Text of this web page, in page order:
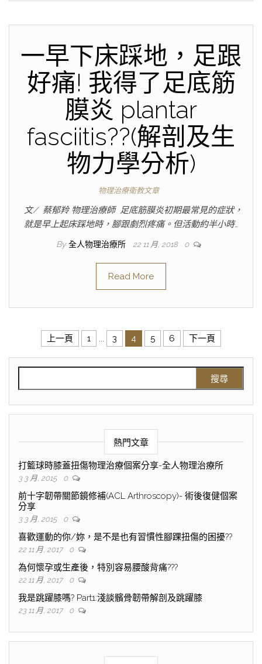
一早下床踩地，足跟
好痛! 我得了足底筋
膜炎 plantar
fasciitis??(解剖及生
物力學分析)
物理治療衛教文章
文/ 蔡郁羚 物理治療師 足底筋膜炎初期最常見的症狀，
就是早上起床踩地時，腳跟劇烈疼痛。但活動約半小時…
By 全人物理治療所 22 11 月, 2018 0
Read More
上一頁 1 ... 3 4 5 6 下一頁
熱門文章
打籃球時膝蓋扭傷物理治療個案分享-全人物理治療所
3 3 月, 2015 0
前十字韌帶關節鏡修補(ACL Arthroscopy)- 術後復健個案
分享
3 3 月, 2015 0
喜歡運動的你/妳，是不是也有習慣性腳踝扭傷的困擾??
22 11 月, 2017 0
為何懷孕或生產後，特別容易腰酸背痛???
22 11 月, 2017 0
我是跳躍膝嗎? Part1:淺談髕骨韌帶解剖及跳躍膝
23 11 月, 2017 0